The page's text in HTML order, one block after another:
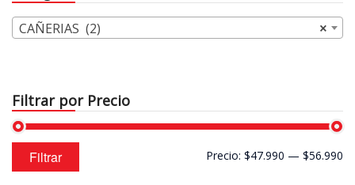
×
CAÑERIAS (2)
Filtrar por Precio
Precio
mínimo
Precio
máximo
Filtrar Precio: $47.990 — $56.990